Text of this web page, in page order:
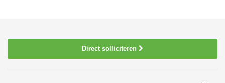
Direct solliciteren